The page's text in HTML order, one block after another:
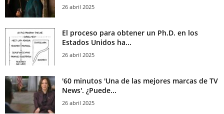
26 abril 2025
El proceso para obtener un Ph.D. en los
Estados Unidos ha...
26 abril 2025
'60 minutos 'Una de las mejores marcas de TV
News'. ¿Puede...
26 abril 2025